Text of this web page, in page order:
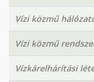
Vízi közmű
Vízi közmű
Vízkárelhárítási